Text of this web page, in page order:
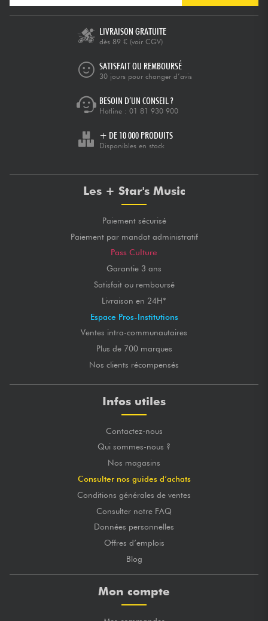
LIVRAISON GRATUITE
dès 89 € (voir CGV)
SATISFAIT OU REMBOURSÉ
30 jours pour changer d’avis
BESOIN D’UN CONSEIL ?
Hotline : 01 81 930 900
+ DE 10 000 PRODUITS
Disponibles en stock
Les + Star's Music
Paiement sécurisé
Paiement par mandat administratif
Pass Culture
Garantie 3 ans
Satisfait ou remboursé
Livraison en 24H*
Espace Pros-Institutions
Ventes intra-communautaires
Plus de 700 marques
Nos clients récompensés
Infos utiles
Contactez-nous
Qui sommes-nous ?
Nos magasins
Consulter nos guides d’achats
Conditions générales de ventes
Consulter notre FAQ
Données personnelles
Offres d’emplois
Blog
Mon compte